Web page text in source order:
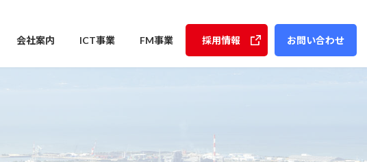
会社案内 ICT事業 FM事業 採用情報 お問い合わせ